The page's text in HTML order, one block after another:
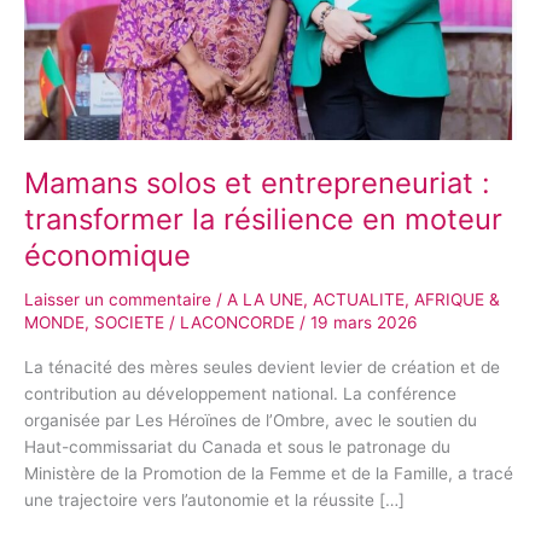
Mamans solos et entrepreneuriat :
transformer la résilience en moteur
économique
Laisser un commentaire / A LA UNE, ACTUALITE, AFRIQUE &
MONDE, SOCIETE / LACONCORDE / 19 mars 2026
La ténacité des mères seules devient levier de création et de
contribution au développement national. La conférence
organisée par Les Héroïnes de l’Ombre, avec le soutien du
Haut-commissariat du Canada et sous le patronage du
Ministère de la Promotion de la Femme et de la Famille, a tracé
une trajectoire vers l’autonomie et la réussite […]